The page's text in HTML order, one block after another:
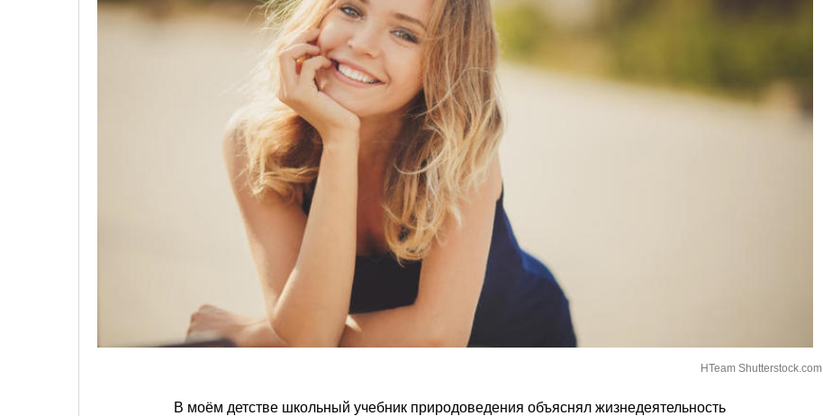
HTeam Shutterstock.com
В моём детстве школьный учебник природоведения объяснял жизнедеятельность